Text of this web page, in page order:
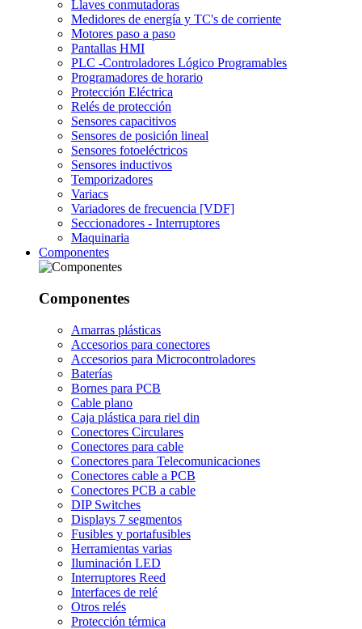
Llaves conmutadoras
Medidores de energía y TC's de corriente
Motores paso a paso
Pantallas HMI
PLC -Controladores Lógico Programables
Programadores de horario
Protección Eléctrica
Relés de protección
Sensores capacitivos
Sensores de posición lineal
Sensores fotoeléctricos
Sensores inductivos
Temporizadores
Variacs
Variadores de frecuencia [VDF]
Seccionadores - Interruptores
Maquinaria
Componentes
Componentes
Amarras plásticas
Accesorios para conectores
Accesorios para Microcontroladores
Baterías
Bornes para PCB
Cable plano
Caja plástica para riel din
Conectores Circulares
Conectores para cable
Conectores para Telecomunicaciones
Conectores cable a PCB
Conectores PCB a cable
DIP Switches
Displays 7 segmentos
Fusibles y portafusibles
Herramientas varias
Iluminación LED
Interruptores Reed
Interfaces de relé
Otros relés
Protección térmica